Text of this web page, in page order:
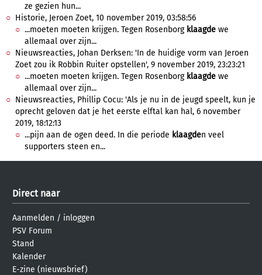
ze gezien hun...
Historie, Jeroen Zoet, 10 november 2019, 03:58:56
...moeten moeten krijgen. Tegen Rosenborg klaagde we
allemaal over zijn...
Nieuwsreacties, Johan Derksen: 'In de huidige vorm van Jeroen
Zoet zou ik Robbin Ruiter opstellen', 9 november 2019, 23:23:21
...moeten moeten krijgen. Tegen Rosenborg klaagde we
allemaal over zijn...
Nieuwsreacties, Phillip Cocu: 'Als je nu in de jeugd speelt, kun je
oprecht geloven dat je het eerste elftal kan hal, 6 november
2019, 18:12:13
...pijn aan de ogen deed. In die periode klaagden veel
supporters steen en...
Direct naar
Aanmelden / inloggen
PSV Forum
Stand
Kalender
E-zine (nieuwsbrief)